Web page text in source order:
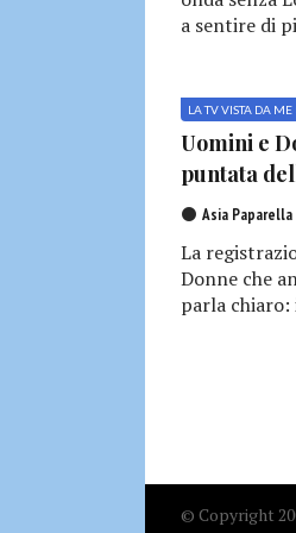
a sentire di
LA TV VISTA DA ME
Uomini e
puntata
Asia Paparella
La
Donne che
parla chiaro:
© Copyright